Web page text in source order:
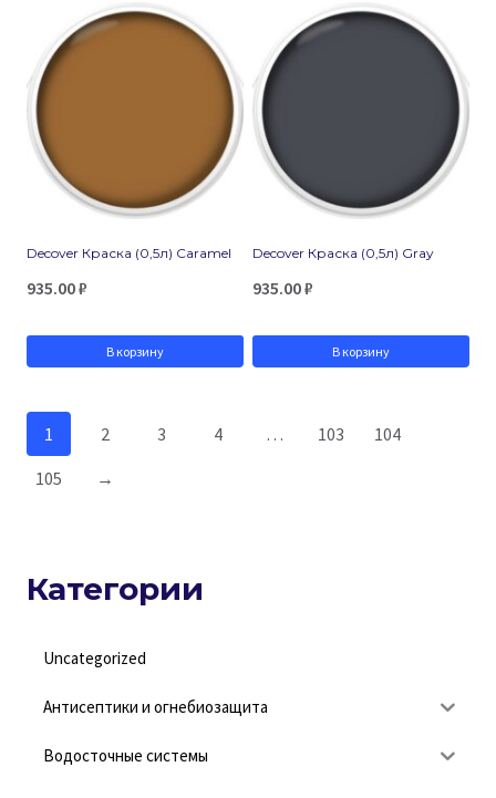
Decover Краска (0,5л) Caramel
935.00₽
В корзину
Decover Краска (0,5л) Gray
935.00₽
В корзину
1 2 3 4 … 103
104
105
→
Категории
Uncategorized
Антисептики и огнебиозащита
Водосточные системы